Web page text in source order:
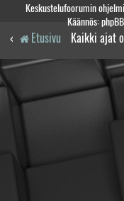
Keskustelufoorumin
Käännös:
Etusivu Kaikki ajat